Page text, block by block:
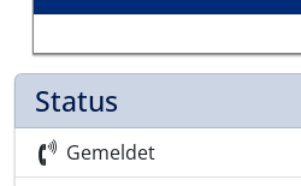
Status
Gemeldet